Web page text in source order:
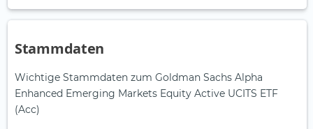
Stammdaten
Wichtige Stammdaten zum Goldman Sachs Alpha
Enhanced Emerging Markets Equity Active UCITS ETF
(Acc)